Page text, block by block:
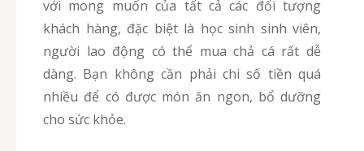
với mong muốn của tất cả các đối tượng
khách hàng, đặc biệt là học sinh sinh viên,
người lao động có thể mua chả cá rất dễ
dàng. Bạn không cần phải chi số tiền quá
nhiều để có được món ăn ngon, bổ dưỡng
cho sức khỏe.